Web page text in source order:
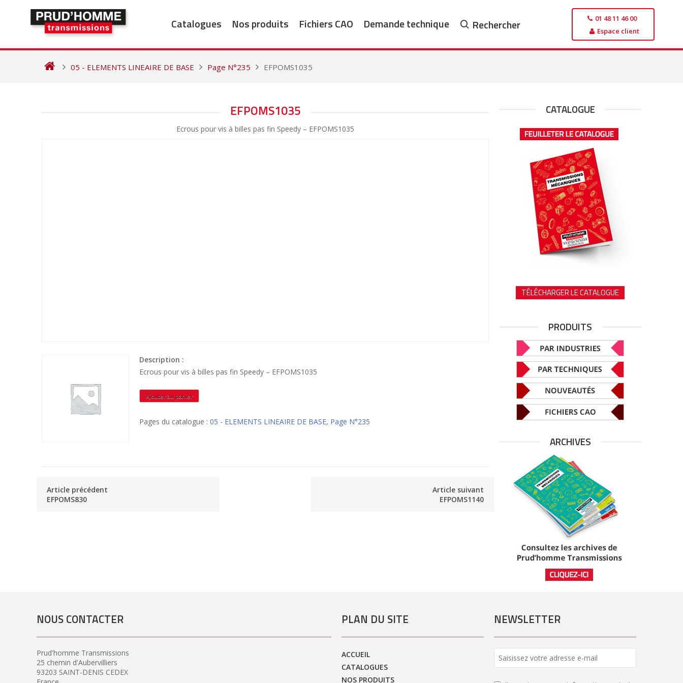
Catalogues Nos produits Fichiers CAO Demande technique Rechercher
01 48 11 46 00
Espace client
05 - ELEMENTS LINEAIRE DE BASE Page N°235 EFPOMS1035
EFPOMS1035
Ecrous pour vis à billes pas fin Speedy – EFPOMS1035
Description :
Ecrous pour vis à billes pas fin Speedy – EFPOMS1035
quantité
de
Ajouter au panier
Pages du catalogue : 05 - ELEMENTS LINEAIRE DE BASE, Page N°235
Article précédent
EFPOMS830
Article suivant
EFPOMS1140
CATALOGUE
TÉLÉCHARGER LE CATALOGUE
PRODUITS
ARCHIVES
NOUS CONTACTER
Prud'homme Transmissions
25 chemin d'Aubervilliers
93203 SAINT-DENIS CEDEX
PLAN DU SITE
ACCUEIL
CATALOGUES
NOS PRODUITS
NEWSLETTER